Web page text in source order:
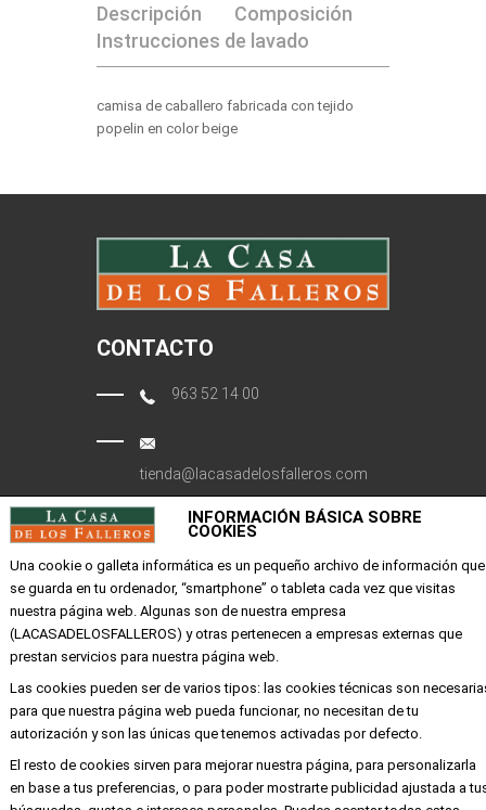
Descripción
Composición
Instrucciones de lavado
camisa de caballero fabricada con tejido
popelin en color beige
CONTACTO
963 52 14 00
tienda@lacasadelosfalleros.com
Calle Quevedo 6
EMPRESA
Mi cuenta
Aviso legal
Política de privacidad y cookies
Condiciones de compra
INFORMACIÓN BÁSICA SOBRE
COOKIES
Una cookie o galleta informática es un pequeño archivo de información que
se guarda en tu ordenador, “smartphone” o tableta cada vez que visitas
nuestra página web. Algunas son de nuestra empresa
(LACASADELOSFALLEROS) y otras pertenecen a empresas externas que
prestan servicios para nuestra página web.
Las cookies pueden ser de varios tipos: las cookies técnicas son
para que nuestra página web pueda funcionar, no necesitan de tu
autorización y son las únicas que tenemos activadas por defecto.
El resto de cookies sirven para mejorar nuestra página, para personalizarla
en base a tus preferencias, o para poder mostrarte publicidad ajustada a